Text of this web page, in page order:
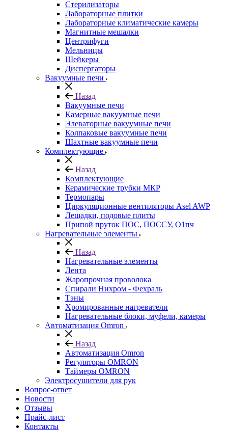
Стерилизаторы
Лабораторные плитки
Лабораторные климатические камеры
Магнитные мешалки
Центрифуги
Мельницы
Шейкеры
Диспергаторы
Вакуумные печи
Назад
Вакуумные печи
Камерные вакуумные печи
Элеваторные вакуумные печи
Колпаковые вакуумные печи
Шахтные вакуумные печи
Комплектующие
Назад
Комплектующие
Керамические трубки МКР
Термопары
Циркуляционные вентиляторы Asel AWP
Лещадки, подовые плиты
Припой пруток ПОС, ПОССУ, О1пч
Нагревательные элементы
Назад
Нагревательные элементы
Лента
Жаропрочная проволока
Спирали Нихром - Фехраль
Тэны
Хромированные нагреватели
Нагревательные блоки, муфели, камеры
Автоматизация Omron
Назад
Автоматизация Omron
Регуляторы OMRON
Таймеры OMRON
Электросушители для рук
Вопрос-ответ
Новости
Отзывы
Прайс-лист
Контакты